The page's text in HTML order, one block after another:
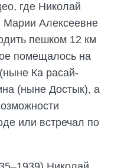
где Николай
Марии Алексеевне
пешком 12 км
помещалось на
Ка расай-
(ныне Достык), а
или встречал по